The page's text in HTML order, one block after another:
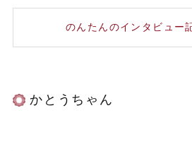
のんたんのインタビュー
かとうちゃん